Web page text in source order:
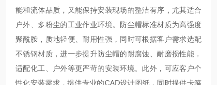
能和流体品质，又能保持安装现场的整洁有序，尤其适合
户外、多粉尘的工业作业环境。防尘帽标准材质为高强度
聚酰胺，质地轻便、耐用性强，同时可根据客户需求选配
不锈钢材质，进一步提升防尘帽的耐腐蚀、耐磨损性能，
适配化工、户外等更严苛的安装环境。此外，可应客户个
性化安装需求，提供专业的CAD设计图纸，同时提供卡箍